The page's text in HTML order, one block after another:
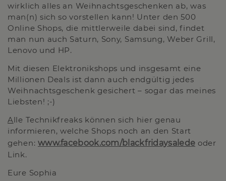
wirklich alles an Weihnachtsgeschenken ab, was
man(n) sich so vorstellen kann! Unter den 500
Online Shops, die mittlerweile dabei sind, findet
man nun auch Saturn, Sony, Samsung, Weber Grill,
Lenovo und HP.
Mit diesen Elektronikshops und insgesamt eine
Millionen Deals ist dann auch endgültig jedes
Weihnachtsgeschenk gesichert – sogar das meines
Liebsten! ;-)
Alle Technikfreaks können sich hier genau
informieren, welche Shops noch an den Start
gehen: www.facebook.com/blackfridaysalede oder
Link.
Eure Sophia